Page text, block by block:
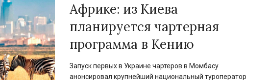
Африке: из Киева
планируется чартерная
программа в Кению
Запуск первых в Украине чартеров в Момбасу
анонсировал крупнейший национальный туроператор